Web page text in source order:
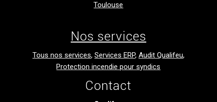
Toulouse
Nos services
Tous nos services, Services ERP, Audit Qualifeu,
Protection incendie pour syndics
Contact